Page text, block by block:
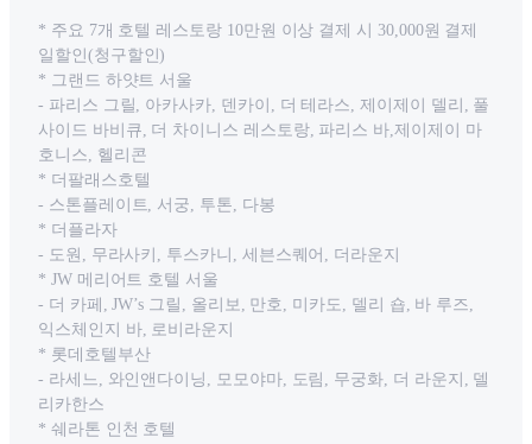
* 주요 7개 호텔 레스토랑 10만원 이상 결제 시 30,000원 결제
일할인(청구할인)
* 그랜드 하얏트 서울
- 파리스 그릴, 아카사카, 덴카이, 더 테라스, 제이제이 델리, 풀
사이드 바비큐, 더 차이니스 레스토랑, 파리스 바,제이제이 마
호니스, 헬리콘
* 더팔래스호텔
- 스톤플레이트, 서궁, 투톤, 다봉
* 더플라자
- 도원, 무라사키, 투스카니, 세븐스퀘어, 더라운지
* JW 메리어트 호텔 서울
- 더 카페, JW’s 그릴, 올리보, 만호, 미카도, 델리 숍, 바 루즈,
익스체인지 바, 로비라운지
* 롯데호텔부산
- 라세느, 와인앤다이닝, 모모야마, 도림, 무궁화, 더 라운지, 델
리카한스
* 쉐라톤 인천 호텔